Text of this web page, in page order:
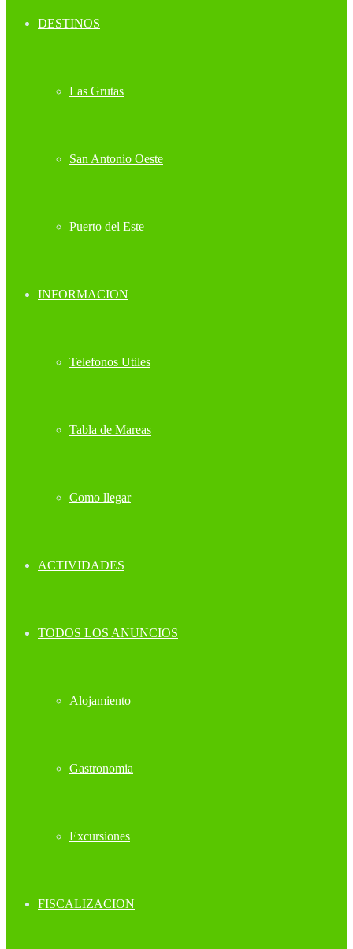
DESTINOS
Las Grutas
San Antonio Oeste
Puerto del Este
INFORMACION
Telefonos Utiles
Tabla de Mareas
Como llegar
ACTIVIDADES
TODOS LOS ANUNCIOS
Alojamiento
Gastronomia
Excursiones
FISCALIZACION